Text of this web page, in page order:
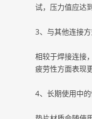
试，压力值应达
3、与其他连接
相较于焊接连接
疲劳性方面表现
4、长期使用中